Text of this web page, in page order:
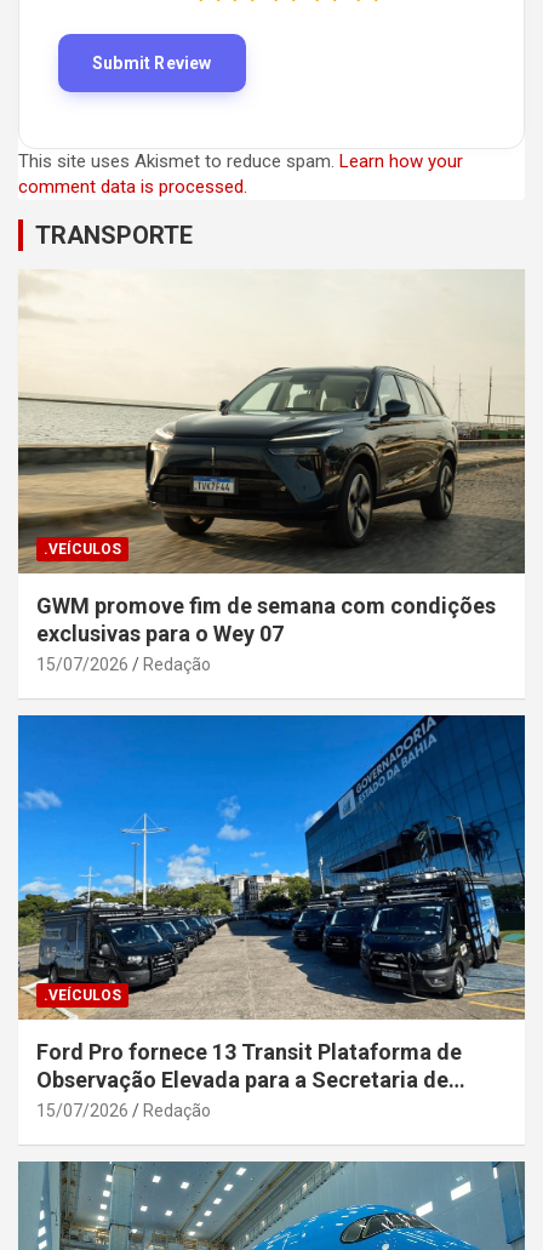
This site uses Akismet to reduce spam. Learn how your
comment data is processed.
TRANSPORTE
.VEÍCULOS
GWM promove fim de semana com condições
exclusivas para o Wey 07
15/07/2026 Redação
.VEÍCULOS
Ford Pro fornece 13 Transit Plataforma de
Observação Elevada para a Secretaria de
Segurança Pública da Bahia
15/07/2026 Redação